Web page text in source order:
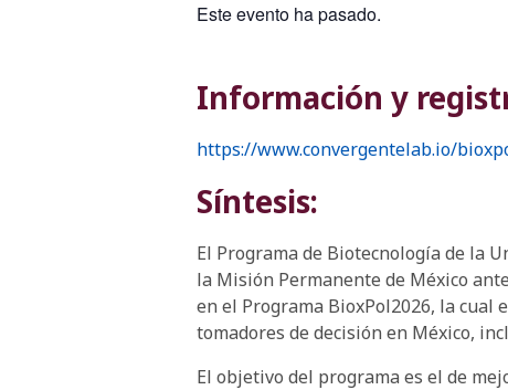
Este evento ha pasado.
Información y
https://www.convergentelab.io/
Síntesis:
El Programa de Biotecnología de la
la Misión Permanente de México
en el Programa BioxPol2026, la
tomadores de decisión en México,
El objetivo del programa es el de